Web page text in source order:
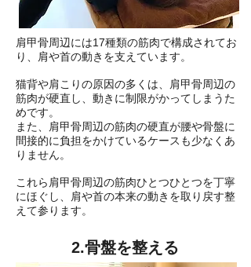
肩甲骨周辺には17種類の筋肉で構成されてお
り、肩や首の動きを支えています。
猫背や肩こりの原因の多くは、肩甲骨周辺の
筋肉が硬直し、動きに制限がかってしまうた
めです。
また、肩甲骨周辺の筋肉の硬直が腰や骨盤に
間接的に負担をかけているケースも少なくあ
りません。
これら肩甲骨周辺の筋肉ひとつひとつを丁寧
にほぐし、肩や首の本来の動きを取り戻す整
えて参ります。
2.骨盤を整える